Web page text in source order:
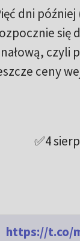
dni później
się
czyli
ceny
✅4
https://t.co/